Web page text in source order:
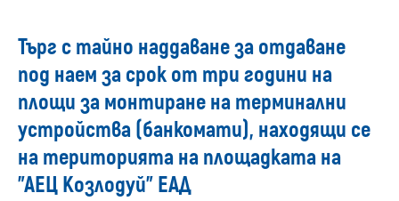
Търг с тайно наддаване за отдаване
под наем за срок от три години на
площи за монтиране на терминални
устройства (банкомати), находящи се
на територията на площадката на
"АЕЦ Козлодуй" ЕАД